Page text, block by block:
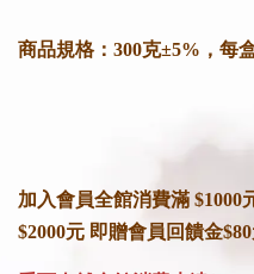
商品規格：300克±5%，每盒
加入會員全館消費滿 $1000
$2000元 即贈會員回饋金$80